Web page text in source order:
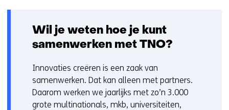
Wil je weten hoe je kunt
samenwerken met TNO?
Innovaties creëren is een zaak van
samenwerken. Dat kan alleen met partners.
Daarom werken we jaarlijks met zo’n 3.000
grote multinationals, mkb, universiteiten,